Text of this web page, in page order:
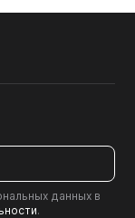
данных в
.